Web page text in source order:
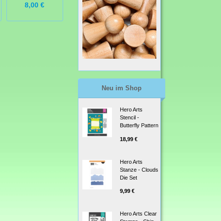
8,00 € 8,00 € 20,95 €
Neu im Shop
Hero Arts
Stencil -
Butterfly Pattern
18,99 €
Hero Arts
Stanze - Clouds
Die Set
9,99 €
Hero Arts Clear